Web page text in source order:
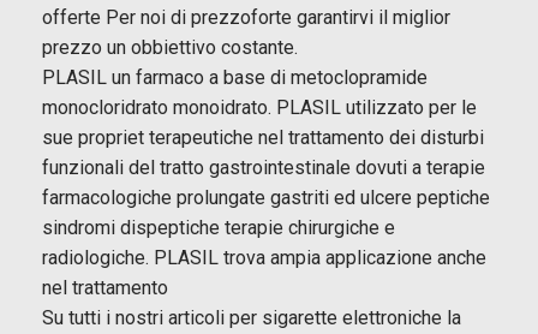
offerte Per noi di prezzoforte garantirvi il miglior
prezzo un obbiettivo costante.
PLASIL un farmaco a base di metoclopramide
monocloridrato monoidrato. PLASIL utilizzato per le
sue propriet terapeutiche nel trattamento dei disturbi
funzionali del tratto gastrointestinale dovuti a terapie
farmacologiche prolungate gastriti ed ulcere peptiche
sindromi dispeptiche terapie chirurgiche e
radiologiche. PLASIL trova ampia applicazione anche
nel trattamento
Su tutti i nostri articoli per sigarette elettroniche la